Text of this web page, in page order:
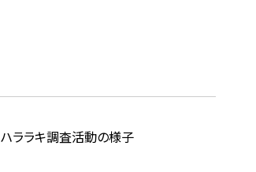
ハララキ調査活動の様子